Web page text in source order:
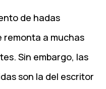
de hadas
a muchas
Sin embargo, las
son la del escritor